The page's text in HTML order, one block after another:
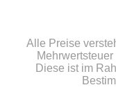
Alle Preise
Diese ist im